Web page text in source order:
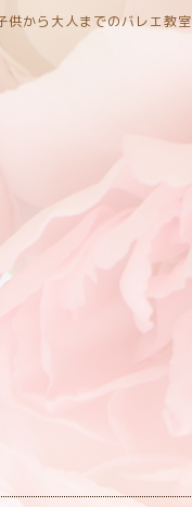
から大人までのバレエ教室